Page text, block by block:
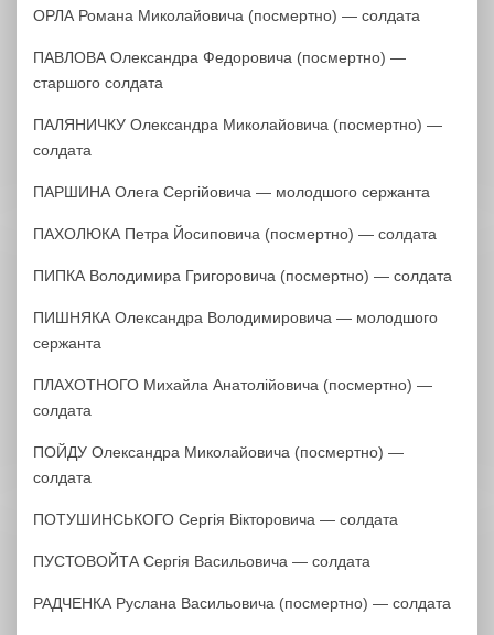
ОРЛА Романа Миколайовича (посмертно) — солдата
ПАВЛОВА Олександра Федоровича (посмертно) —
старшого солдата
ПАЛЯНИЧКУ Олександра Миколайовича (посмертно) —
солдата
ПАРШИНА Олега Сергійовича — молодшого сержанта
ПАХОЛЮКА Петра Йосиповича (посмертно) — солдата
ПИПКА Володимира Григоровича (посмертно) — солдата
ПИШНЯКА Олександра Володимировича — молодшого
сержанта
ПЛАХОТНОГО Михайла Анатолійовича (посмертно) —
солдата
ПОЙДУ Олександра Миколайовича (посмертно) —
солдата
ПОТУШИНСЬКОГО Сергія Вікторовича — солдата
ПУСТОВОЙТА Сергія Васильовича — солдата
РАДЧЕНКА Руслана Васильовича (посмертно) — солдата